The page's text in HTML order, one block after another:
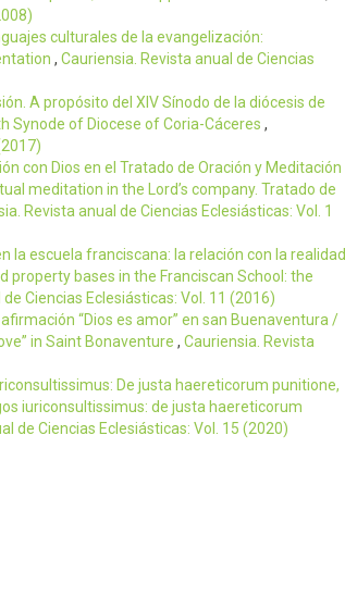
culturales de la evangelización:
, Cauriensia. Revista anual de Ciencias
A propósito del XIV Sínodo de la diócesis de
Synode of Diocese of Coria-Cáceres ,
con Dios en el Tratado de Oración y Meditación
meditation in the Lord’s company. Tratado de
Revista anual de Ciencias Eclesiásticas: Vol. 1
la escuela franciscana: la relación con la realidad
property bases in the Franciscan School: the
Ciencias Eclesiásticas: Vol. 11 (2016)
“Dios es amor” en san Buenaventura /
in Saint Bonaventure , Cauriensia. Revista
De justa haereticorum punitione,
iuriconsultissimus: de justa haereticorum
de Ciencias Eclesiásticas: Vol. 15 (2020)